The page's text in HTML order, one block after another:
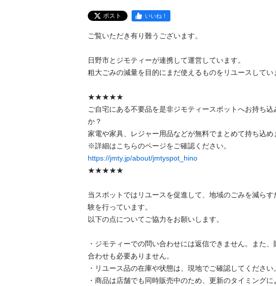
ポスト いいね！
ご覧いただき有り難うございます。
日野市とジモティーが連携して運営しています。
粗⼤ごみの減量を⽬的にまだ使えるものをリユースしてい
★★★★★
ご自宅にある不要品を是非ジモティースポットへお持ち込
か？
家電や家具、レジャー用品などが無料でまとめて持ち込め
https://jmty.jp/about/jmtyspot_hino
★★★★★
当スポットではリユースを促進して、地域のごみを減らす
験を行っています。
以下の点についてご協力をお願いします。
・ジモティーでの問い合わせには返信できません。また
合わせも必要ありません。
・リユース品の在庫や状態は、現地でご確認してください。
・商品は店舗でも同時販売中のため、更新のタイミング